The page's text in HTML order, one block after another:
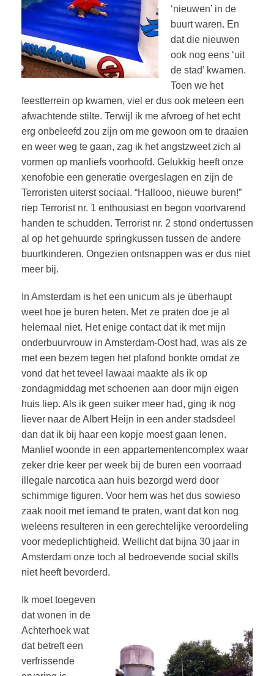
‘nieuwen’ in de
buurt waren. En
dat die nieuwen
ook nog eens ‘uit
de stad’ kwamen.
Toen we het
feestterrein op kwamen, viel er dus ook meteen een
afwachtende stilte. Terwijl ik me afvroeg of het echt
erg onbeleefd zou zijn om me gewoon om te draaien
en weer weg te gaan, zag ik het angstzweet zich al
vormen op manliefs voorhoofd. Gelukkig heeft onze
xenofobie een generatie overgeslagen en zijn de
Terroristen uiterst sociaal. “Hallooo, nieuwe buren!”
riep Terrorist nr. 1 enthousiast en begon voortvarend
handen te schudden. Terrorist nr. 2 stond ondertussen
al op het gehuurde springkussen tussen de andere
buurtkinderen. Ongezien ontsnappen was er dus niet
meer bij.
In Amsterdam is het een unicum als je überhaupt
weet hoe je buren heten. Met ze praten doe je al
helemaal niet. Het enige contact dat ik met mijn
onderbuurvrouw in Amsterdam-Oost had, was als ze
met een bezem tegen het plafond bonkte omdat ze
vond dat het teveel lawaai maakte als ik op
zondagmiddag met schoenen aan door mijn eigen
huis liep. Als ik geen suiker meer had, ging ik nog
liever naar de Albert Heijn in een ander stadsdeel
dan dat ik bij haar een kopje moest gaan lenen.
Manlief woonde in een appartementencomplex waar
zeker drie keer per week bij de buren een voorraad
illegale narcotica aan huis bezorgd werd door
schimmige figuren. Voor hem was het dus sowieso
zaak nooit met iemand te praten, want dat kon nog
weleens resulteren in een gerechtelijke veroordeling
voor medeplichtigheid. Wellicht dat bijna 30 jaar in
Amsterdam onze toch al bedroevende social skills
niet heeft bevorderd.
Ik moet toegeven
dat wonen in de
Achterhoek wat
dat betreft een
verfrissende